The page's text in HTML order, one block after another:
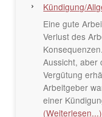
Kündigung/
Eine gute
Verlust des
Aussicht, aber
Vergütung
Arbeitgeber
einer
(Weiterlesen...)